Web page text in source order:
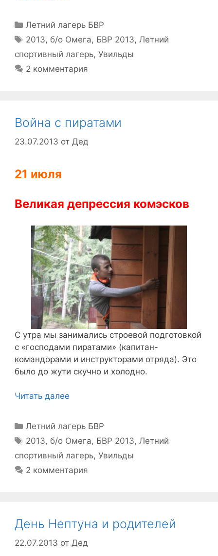
Рубрики
Летний лагерь БВР
Метки
2013, б/о Омега, БВР 2013,Летний
спортивный лагерь, Увильды
2 комментария
Война с пиратами
23.07.2013 от Дед
21 июля
Великая депрессия комэсков
C утра мы занимались строевой подготовкой
с «господами пиратами» (капитан-
командорами и инструкторами отряда). Это
было до жути скучно и холодно.
Читать далее
Рубрики
Летний лагерь БВР
Метки
2013, б/о Омега, БВР 2013,Летний
спортивный лагерь, Увильды
2 комментария
День Нептуна и родителей
22.07.2013 от Дед